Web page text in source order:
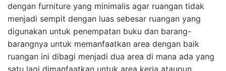
dengan furniture yang minimalis agar ruangan tidak
menjadi sempit dengan luas sebesar ruangan yang
digunakan untuk penempatan buku dan barang-
barangnya untuk memanfaatkan area dengan baik
ruangan ini dibagi menjadi dua area di mana ada yang
satu lagi dimanfaatkan untuk area kerja ataupun